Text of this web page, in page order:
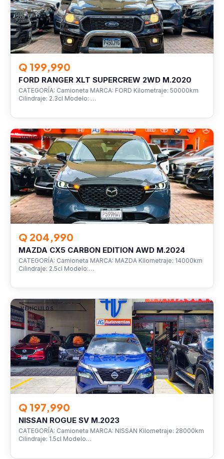
Q 199,990
FORD RANGER XLT SUPERCREW 2WD M.2020
CATEGORÍA: Camioneta MARCA: FORD Kilometraje: 50000km
Cilindraje: 2.3cl Modelo: …
VEHÍCULOS
Q 204,990
MAZDA CX5 CARBON EDITION AWD M.2024
CATEGORÍA: Camioneta MARCA: MAZDA Kilometraje: 14000km
Cilindraje: 2.5cl Modelo:…
VEHÍCULOS
Q 197,990
NISSAN ROGUE SV M.2023
CATEGORÍA: Camioneta MARCA: NISSAN Kilometraje: 28000km
Cilindraje: 1.5cl Modelo…